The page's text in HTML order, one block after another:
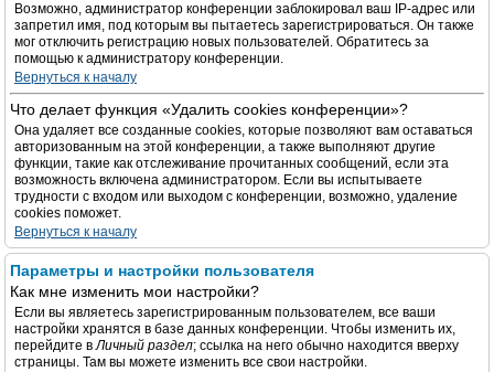
Возможно, администратор конференции заблокировал ваш IP-адрес или
запретил имя, под которым вы пытаетесь зарегистрироваться. Он также
мог отключить регистрацию новых пользователей. Обратитесь за
помощью к администратору конференции.
Вернуться к началу
Что делает функция «Удалить cookies конференции»?
Она удаляет все созданные cookies, которые позволяют вам оставаться
авторизованным на этой конференции, а также выполняют другие
функции, такие как отслеживание прочитанных сообщений, если эта
возможность включена администратором. Если вы испытываете
трудности с входом или выходом с конференции, возможно, удаление
cookies поможет.
Вернуться к началу
Параметры и настройки пользователя
Как мне изменить мои настройки?
Если вы являетесь зарегистрированным пользователем, все ваши
настройки хранятся в базе данных конференции. Чтобы изменить их,
перейдите вЛичный раздел; ссылка на него обычно находится вверху
страницы. Там вы можете изменить все свои настройки.